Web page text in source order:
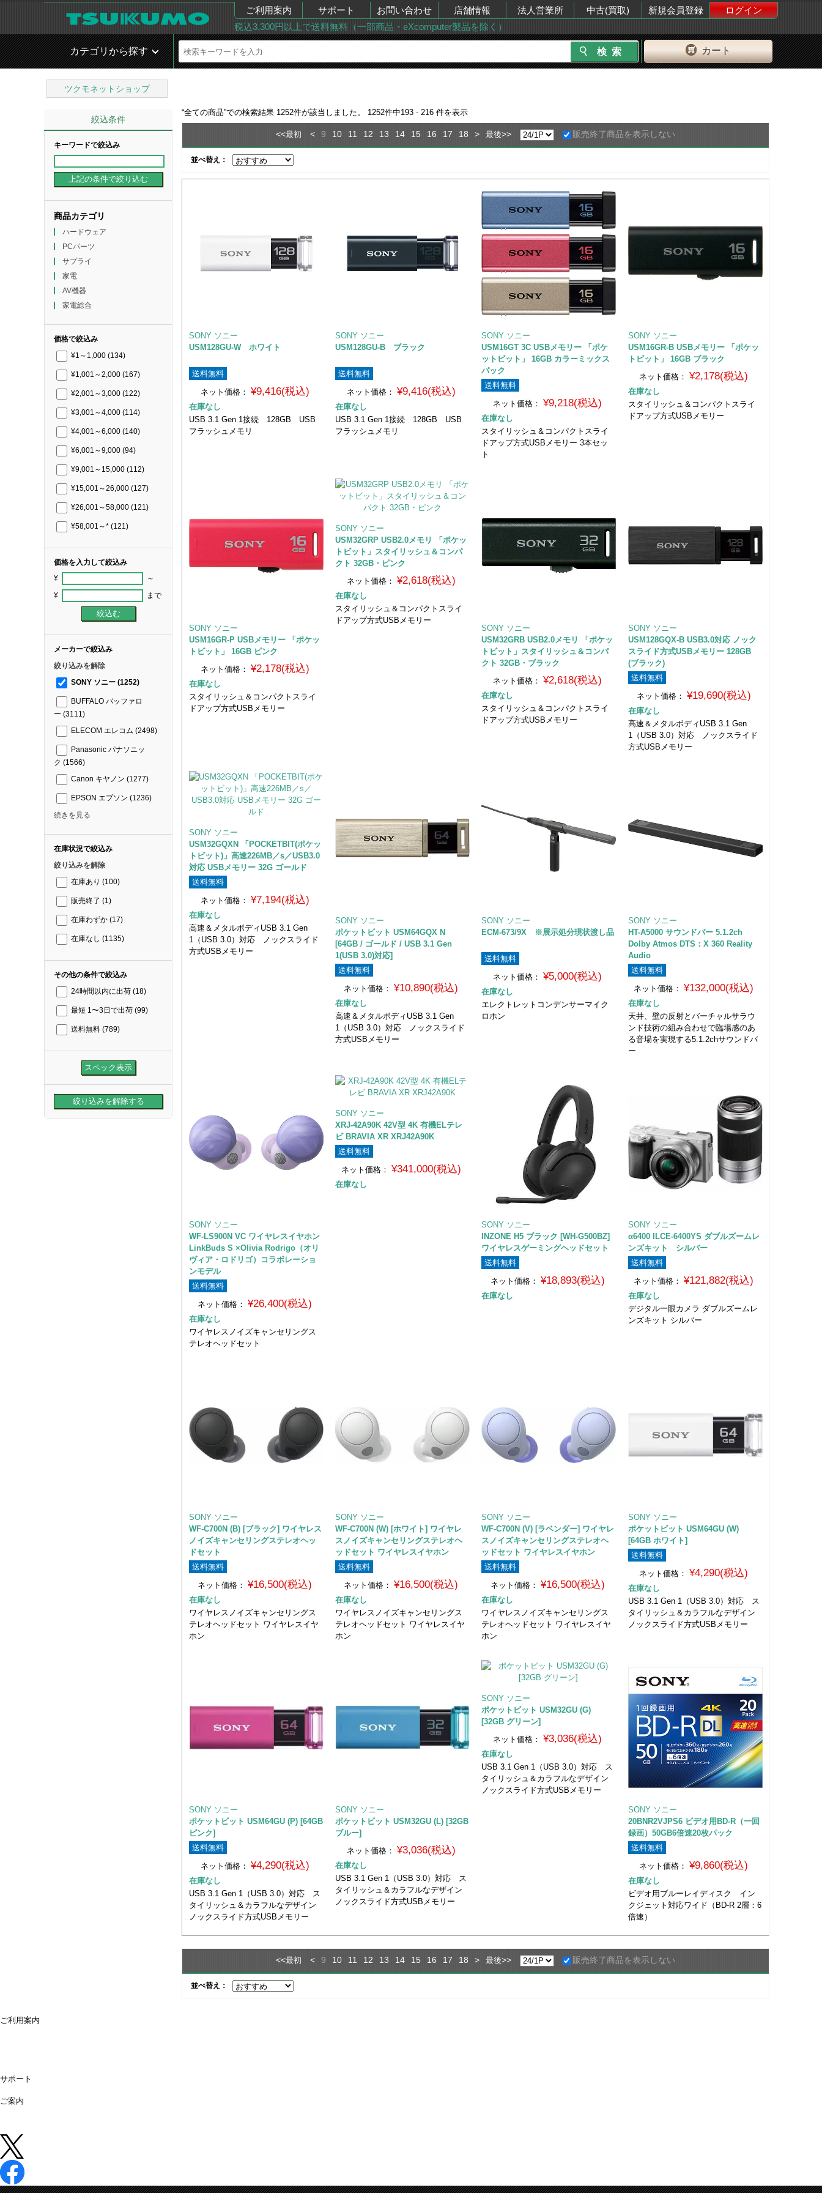
ご利用案内 サポート お問い合わせ 店舗情報 法人営業所 中古(買取) 新規会員登録
ログイン
税込3,300円以上で送料無料（一部商品・eXcomputer製品を除く）
カート
カテゴリから探す
ツクモネットショップ
絞込条件
キーワードで絞込み
商品カテゴリ
ハードウェア
PCパーツ
サプライ
家電
AV機器
家電総合
価格で絞込み
¥1～1,000 (134)
¥1,001～2,000 (167)
¥2,001～3,000 (122)
¥3,001～4,000 (114)
¥4,001～6,000 (140)
¥6,001～9,000 (94)
¥9,001～15,000 (112)
¥15,001～26,000 (127)
¥26,001～58,000 (121)
¥58,001～* (121)
価格を入力して絞込み
¥ ～
¥ まで
メーカーで絞込み
絞り込みを解除
SONY ソニー (1252)
BUFFALO バッファロ
ー (3111)
ELECOM エレコム (2498)
Panasonic パナソニッ
ク (1566)
Canon キヤノン (1277)
EPSON エプソン (1236)
続きを見る
在庫状況で絞込み
絞り込みを解除
在庫あり (100)
販売終了 (1)
在庫わずか (17)
在庫なし (1135)
その他の条件で絞込み
24時間以内に出荷 (18)
最短 1〜3日で出荷 (99)
送料無料 (789)
“全ての商品”での検索結果 1252件が該当しました。 1252件中193 - 216 件を表示
<<最初 < 9 10 11 12 13 14 15 16 17 18 > 最後>> 販売終了商品を表示しない
並べ替え：
SONY ソニー
USM128GU-W ホワイト
送料無料
ネット価格： ¥9,416(税込)
在庫なし
USB 3.1 Gen 1接続 128GB USB
フラッシュメモリ
SONY ソニー
USM128GU-B ブラック
送料無料
ネット価格： ¥9,416(税込)
在庫なし
USB 3.1 Gen 1接続 128GB USB
フラッシュメモリ
SONY ソニー
USM16GT 3C USBメモリー 「ポケ
ットビット」 16GB カラーミックス
パック
送料無料
ネット価格：
¥9,218(税込)
在庫なし
スタイリッシュ＆コンパクトスライ
ドアップ方式USBメモリー 3本セッ
ト
SONY ソニー
USM16GR-B USBメモリー 「ポケッ
トビット」 16GB ブラック
ネット価格：
¥2,178(税込)
在庫なし
スタイリッシュ＆コンパクトスライ
ドアップ方式USBメモリー
SONY ソニー
USM16GR-P USBメモリー 「ポケッ
トビット」 16GB ピンク
ネット価格： ¥2,178(税込)
在庫なし
スタイリッシュ＆コンパクトスライ
ドアップ方式USBメモリー
SONY ソニー
USM32GRP USB2.0メモリ 「ポケッ
トビット」スタイリッシュ＆コンパ
クト 32GB・ピンク
ネット価格： ¥2,618(税込)
在庫なし
スタイリッシュ＆コンパクトスライ
ドアップ方式USBメモリー
SONY ソニー
USM32GRB USB2.0メモリ 「ポケッ
トビット」スタイリッシュ＆コンパ
クト 32GB・ブラック
ネット価格：
¥2,618(税込)
在庫なし
スタイリッシュ＆コンパクトスライ
ドアップ方式USBメモリー
SONY ソニー
USM128GQX-B USB3.0対応 ノック
スライド方式USBメモリー 128GB
(ブラック)
送料無料
ネット価格： ¥19,690(税込)
在庫なし
高速＆メタルボディUSB 3.1 Gen
1（USB 3.0）対応 ノックスライド
方式USBメモリー
SONY ソニー
USM32GQXN 「POCKETBIT(ポケッ
トビット)」高速226MB／s／USB3.0
対応 USBメモリー 32G ゴールド
送料無料
ネット価格： ¥7,194(税込)
在庫なし
高速＆メタルボディUSB 3.1 Gen
1（USB 3.0）対応 ノックスライド
方式USBメモリー
SONY ソニー
ポケットビット USM64GQX N
[64GB / ゴールド / USB 3.1 Gen
1(USB 3.0)対応]
送料無料
ネット価格：
¥10,890(税込)
在庫なし
高速＆メタルボディUSB 3.1 Gen
1（USB 3.0）対応 ノックスライド
方式USBメモリー
SONY ソニー
ECM-673/9X ※展示処分現状渡し品
送料無料
ネット価格：
¥5,000(税込)
在庫なし
エレクトレットコンデンサーマイク
ロホン
SONY ソニー
HT-A5000 サウンドバー 5.1.2ch
Dolby Atmos DTS：X 360 Reality
Audio
送料無料
ネット価格：
¥132,000(税込)
在庫なし
天井、壁の反射とバーチャルサラウ
ンド技術の組み合わせで臨場感のあ
る音場を実現する5.1.2chサウンドバ
ー
SONY ソニー
WF-LS900N VC ワイヤレスイヤホン
LinkBuds S ×Olivia Rodrigo（オリ
ヴィア・ロドリゴ）コラボレーショ
ンモデル
送料無料
ネット価格：
¥26,400(税込)
在庫なし
ワイヤレスノイズキャンセリングス
テレオヘッドセット
SONY ソニー
XRJ-42A90K 42V型 4K 有機ELテレ
ビ BRAVIA XR XRJ42A90K
送料無料
ネット価格： ¥341,000(税込)
在庫なし
SONY ソニー
INZONE H5 ブラック [WH-G500BZ]
ワイヤレスゲーミングヘッドセット
送料無料
ネット価格： ¥18,893(税込)
在庫なし
SONY ソニー
α6400 ILCE-6400YS ダブルズームレ
ンズキット シルバー
送料無料
ネット価格：
¥121,882(税込)
在庫なし
デジタル一眼カメラ ダブルズームレ
ンズキット シルバー
SONY ソニー
WF-C700N (B) [ブラック] ワイヤレス
ノイズキャンセリングステレオヘッ
ドセット
送料無料
ネット価格：
¥16,500(税込)
在庫なし
ワイヤレスノイズキャンセリングス
テレオヘッドセット ワイヤレスイヤ
ホン
SONY ソニー
WF-C700N (W) [ホワイト] ワイヤレ
スノイズキャンセリングステレオヘ
ッドセット ワイヤレスイヤホン
送料無料
ネット価格：
¥16,500(税込)
在庫なし
ワイヤレスノイズキャンセリングス
テレオヘッドセット ワイヤレスイヤ
ホン
SONY ソニー
WF-C700N (V) [ラベンダー] ワイヤレ
スノイズキャンセリングステレオヘ
ッドセット ワイヤレスイヤホン
送料無料
ネット価格： ¥16,500(税込)
在庫なし
ワイヤレスノイズキャンセリングス
テレオヘッドセット ワイヤレスイヤ
ホン
SONY ソニー
ポケットビット USM64GU (W)
[64GB ホワイト]
送料無料
ネット価格：
¥4,290(税込)
在庫なし
USB 3.1 Gen 1（USB 3.0）対応 ス
タイリッシュ＆カラフルなデザイン
ノックスライド方式USBメモリー
SONY ソニー
ポケットビット USM64GU (P) [64GB
ピンク]
送料無料
ネット価格： ¥4,290(税込)
在庫なし
USB 3.1 Gen 1（USB 3.0）対応 ス
タイリッシュ＆カラフルなデザイン
ノックスライド方式USBメモリー
SONY ソニー
ポケットビット USM32GU (L) [32GB
ブルー]
ネット価格： ¥3,036(税込)
在庫なし
USB 3.1 Gen 1（USB 3.0）対応 ス
タイリッシュ＆カラフルなデザイン
ノックスライド方式USBメモリー
SONY ソニー
ポケットビット USM32GU (G)
[32GB グリーン]
ネット価格：
¥3,036(税込)
在庫なし
USB 3.1 Gen 1（USB 3.0）対応 ス
タイリッシュ＆カラフルなデザイン
ノックスライド方式USBメモリー
SONY ソニー
20BNR2VJPS6 ビデオ用BD-R（一回
録画）50GB6倍速20枚パック
送料無料
ネット価格：
¥9,860(税込)
在庫なし
ビデオ用ブルーレイディスク イン
クジェット対応ワイド（BD-R 2層：6
倍速）
<<最初 < 9 10 11 12 13 14 15 16 17 18 > 最後>> 販売終了商品を表示しない
並べ替え：
ご利用案内
サポート
ご案内